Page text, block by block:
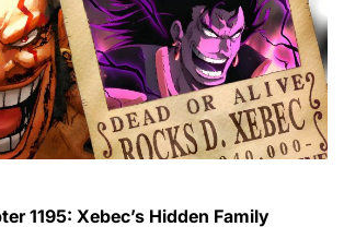
1195: Xebec’s Hidden Family